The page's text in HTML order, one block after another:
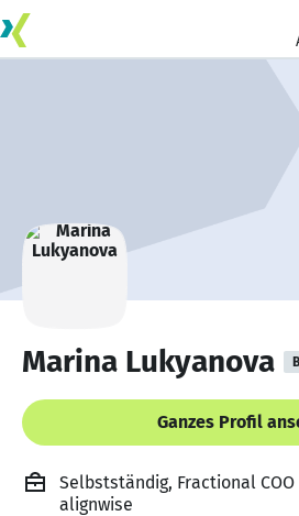
Marina Lukyanova
Ganzes Profil
Selbstständig, Fractional
alignwise